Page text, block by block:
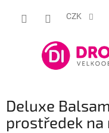
CZK
Deluxe
prostředek na